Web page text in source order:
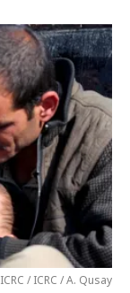
/ ICRC / A. Qusay